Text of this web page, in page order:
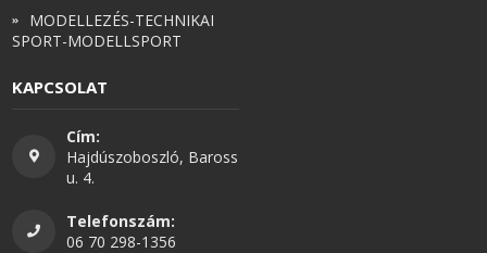
MODELLEZÉS-TECHNIKAI
SPORT-MODELLSPORT
KAPCSOLAT
Cím:
Hajdúszoboszló, Baross
u. 4.
Telefonszám:
06 70 298-1356